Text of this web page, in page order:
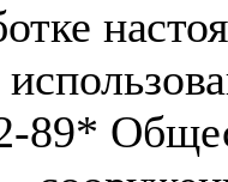
89*